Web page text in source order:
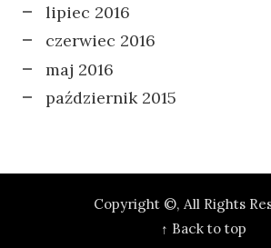
lipiec 2016
czerwiec 2016
maj 2016
październik 2015
Copyright ©, All Rights
↑ Back to top